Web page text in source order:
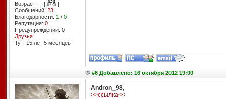
Возраст: -- |
|
Сообщений: 23
Благодарности: 1 / 0
Репутация: 0
Предупреждений: 0
Друзья
Тут: 15 лет 5 месяцев
#6 Добавлено: 16 октября 2012 19:00
Andron_98,
>>ссылка<<